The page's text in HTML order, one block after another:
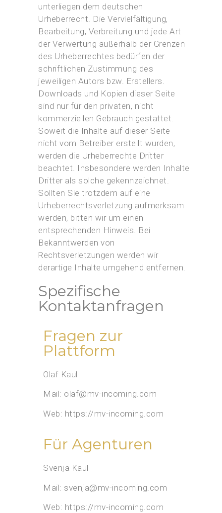
unterliegen dem deutschen
Urheberrecht. Die Vervielfältigung,
Bearbeitung, Verbreitung und jede Art
der Verwertung außerhalb der Grenzen
des Urheberrechtes bedürfen der
schriftlichen Zustimmung des
jeweiligen Autors bzw. Erstellers.
Downloads und Kopien dieser Seite
sind nur für den privaten, nicht
kommerziellen Gebrauch gestattet.
Soweit die Inhalte auf dieser Seite
nicht vom Betreiber erstellt wurden,
werden die Urheberrechte Dritter
beachtet. Insbesondere werden Inhalte
Dritter als solche gekennzeichnet.
Sollten Sie trotzdem auf eine
Urheberrechtsverletzung aufmerksam
werden, bitten wir um einen
entsprechenden Hinweis. Bei
Bekanntwerden von
Rechtsverletzungen werden wir
derartige Inhalte umgehend entfernen.
Spezifische
Kontaktanfragen
Fragen zur
Plattform
Olaf Kaul
Mail: olaf@mv-incoming.com
Web: https://mv-incoming.com
Für Agenturen
Svenja Kaul
Mail: svenja@mv-incoming.com
Web: https://mv-incoming.com